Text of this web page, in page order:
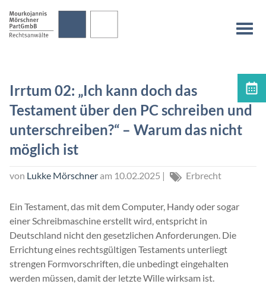
Irrtum 02: „Ich kann doch das
Testament über den PC schreiben und
unterschreiben?“ – Warum das nicht
möglich ist
von Lukke Mörschneram 10.02.2025 | Erbrecht
Ein Testament, das mit dem Computer, Handy oder sogar
einer Schreibmaschine erstellt wird, entspricht in
Deutschland nicht den gesetzlichen Anforderungen. Die
Errichtung eines rechtsgültigen Testaments unterliegt
strengen Formvorschriften, die unbedingt eingehalten
werden müssen, damit der letzte Wille wirksam ist.
Terminvereinbarung